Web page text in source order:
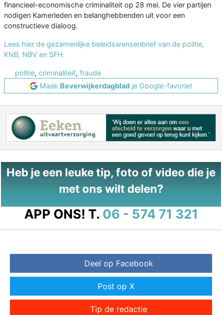
financieel-economische criminaliteit op 28 mei. De vier partijen
nodigen Kamerleden en belanghebbenden uit voor een
constructieve dialoog.
Lees hier de gezamenlijke beleidswensenbrief van de politie,
KNB, NBV en SFH.
politie, criminaliteit, fraude
Maak Beverwijkerdagblad je Google-favoriet
Heb je een leuke tip, foto of video die je
met ons wilt delen?
APP ONS! T. 06 - 574 71 321
Deel op Facebook
Post op X
Tip de redactie